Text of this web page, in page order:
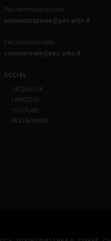
Pec Amministrazione:
amministrazione@pec.arbo.it
Pec Commerciale:
commerciale@pec.arbo.it
SOCIAL
FACEBOOK
LINKEDIN
YOUTUBE
INSTAGRAM